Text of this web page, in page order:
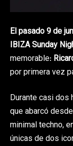
El pasado 9 de
IBIZA Sunday
memorable:
por primera vez
Durante casi dos
que abarcó
minimal techno,
únicas de dos